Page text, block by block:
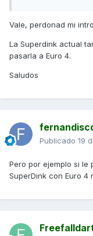
Vale, perdonad mi
La Superdink actual
pasarla a Euro 4.
Saludos
Publicado 19
Pero por ejemplo si le
SuperDink con Euro 4